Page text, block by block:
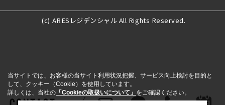
(c) ARESレジデンシャル All Rights Reserved.
当サイトでは、お客様の当サイト利用状況把握、サービス向上検討を目的と
して、クッキー（Cookie）を使用しています。
詳しくは、当社の 「Cookieの取扱いについて」 をご確認ください。